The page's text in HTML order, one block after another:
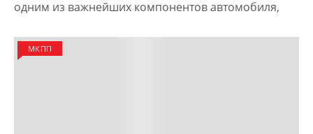
одним из важнейших компонентов автомобиля,
МКПП